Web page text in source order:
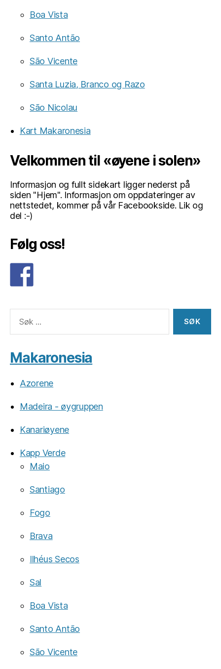
Boa Vista
Santo Antão
São Vicente
Santa Luzia, Branco og Razo
São Nicolau
Kart Makaronesia
Velkommen til «øyene i solen»
Informasjon og fullt sidekart ligger nederst på
siden "Hjem". Informasjon om oppdateringer av
nettstedet, kommer på vår Facebookside. Lik og
del :-)
Følg oss!
etter:
Makaronesia
Azorene
Madeira - øygruppen
Kanariøyene
Kapp Verde
Maio
Santiago
Fogo
Brava
Ilhéus Secos
Sal
Boa Vista
Santo Antão
São Vicente